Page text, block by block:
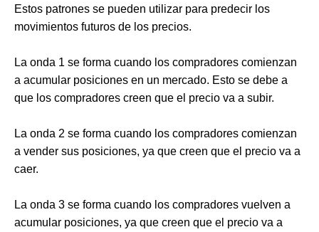
Estos patrones se pueden utilizar para predecir los
movimientos futuros de los precios.
La onda 1 se forma cuando los compradores comienzan
a acumular posiciones en un mercado. Esto se debe a
que los compradores creen que el precio va a subir.
La onda 2 se forma cuando los compradores comienzan
a vender sus posiciones, ya que creen que el precio va a
caer.
La onda 3 se forma cuando los compradores vuelven a
acumular posiciones, ya que creen que el precio va a